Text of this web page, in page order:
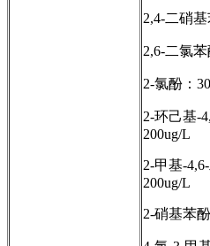
2,4-二硝
2,6-二氯
2-氯酚：
2-环己基-
200ug/L
2-甲基-
200ug/L
2-硝基苯